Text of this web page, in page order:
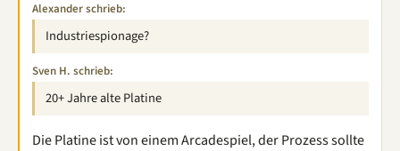
Alexander schrieb:
Industriespionage?
Sven H. schrieb:
20+ Jahre alte Platine
Die Platine ist von einem Arcadespiel, der Prozess sollte